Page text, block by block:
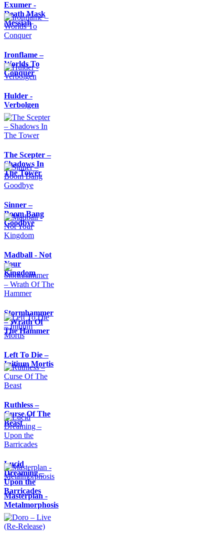
Exumer -
Death Mask
Messiah
Ironflame –
Worlds To
Conquer
Hulder -
Verbolgen
The Scepter –
Shadows In
The Tower
Sinner –
Boom Bang
Goodbye
Madball - Not
Your
Kingdom
Stormhammer
– Wrath Of
The Hammer
Left To Die –
Initium Mortis
Ruthless –
Curse Of The
Beast
Lucid
Dreaming –
Upon the
Barricades
Masterplan -
Metalmorphosis